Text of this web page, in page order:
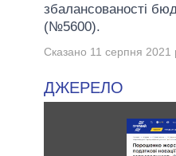
збалансованості
(№5600).
Сказано 11 серпня 2021
ДЖЕРЕЛО